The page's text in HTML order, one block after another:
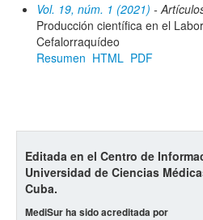
Vol. 19, núm. 1 (2021) -
Producción científica en el
Cefalorraquídeo
Resumen HTML PDF
Editada en el Centro de
Universidad de Ciencias
Cuba.
MediSur ha sido acreditada por